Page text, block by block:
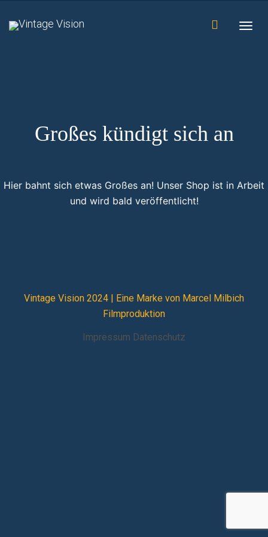
Großes kündigt sich an
Hier bahnt sich etwas Großes an! Unser Shop ist in Arbeit
und wird bald veröffentlicht!
Vintage Vision 2024 | Eine Marke von Marcel Milbich
Filmproduktion
Impressum Datenschutz